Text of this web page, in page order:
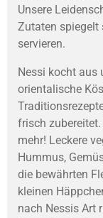
Unsere
Zutaten spiegelt
servieren.
Nessi kocht aus
orientalische
frisch
mehr! Leckere
Hummus,
die bewährten
kleinen
nach Nessis Art